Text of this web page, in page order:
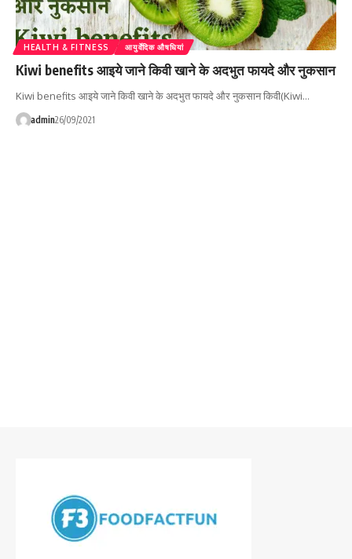
HEALTH & FITNESS आयुर्वेदिक औषधियां
Kiwi benefits आइये जाने किवी खाने के अदभुत फायदे और नुकसान
Kiwi benefits आइये जाने किवी खाने के अदभुत फायदे और नुकसान किवी(Kiwi…
admin26/09/2021